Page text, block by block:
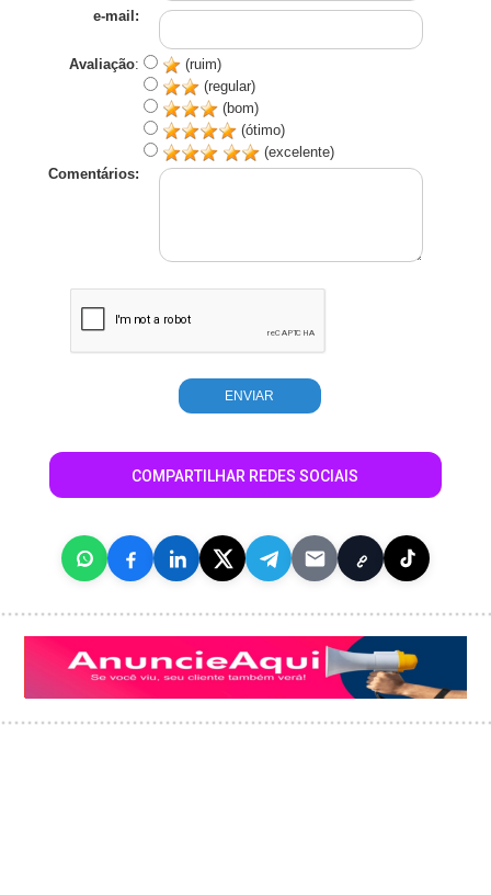
e-mail:
Avaliação:
(ruim)
(regular)
(bom)
(ótimo)
(excelente)
Comentários:
COMPARTILHAR REDES SOCIAIS